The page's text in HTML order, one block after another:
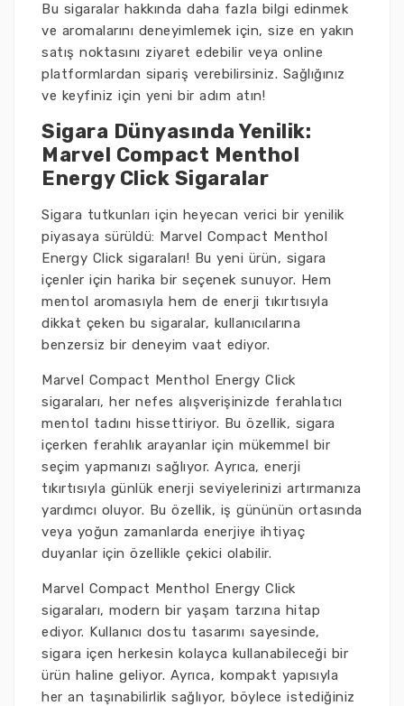
Bu sigaralar hakkında daha fazla bilgi edinmek
ve aromalarını deneyimlemek için, size en yakın
satış noktasını ziyaret edebilir veya online
platformlardan sipariş verebilirsiniz. Sağlığınız
ve keyfiniz için yeni bir adım atın!
Sigara Dünyasında Yenilik:
Marvel Compact Menthol
Energy Click Sigaralar
Sigara tutkunları için heyecan verici bir yenilik
piyasaya sürüldü: Marvel Compact Menthol
Energy Click sigaraları! Bu yeni ürün, sigara
içenler için harika bir seçenek sunuyor. Hem
mentol aromasıyla hem de enerji tıkırtısıyla
dikkat çeken bu sigaralar, kullanıcılarına
benzersiz bir deneyim vaat ediyor.
Marvel Compact Menthol Energy Click
sigaraları, her nefes alışverişinizde ferahlatıcı
mentol tadını hissettiriyor. Bu özellik, sigara
içerken ferahlık arayanlar için mükemmel bir
seçim yapmanızı sağlıyor. Ayrıca, enerji
tıkırtısıyla günlük enerji seviyelerinizi artırmanıza
yardımcı oluyor. Bu özellik, iş gününün ortasında
veya yoğun zamanlarda enerjiye ihtiyaç
duyanlar için özellikle çekici olabilir.
Marvel Compact Menthol Energy Click
sigaraları, modern bir yaşam tarzına hitap
ediyor. Kullanıcı dostu tasarımı sayesinde,
sigara içen herkesin kolayca kullanabileceği bir
ürün haline geliyor. Ayrıca, kompakt yapısıyla
her an taşınabilirlik sağlıyor, böylece istediğiniz